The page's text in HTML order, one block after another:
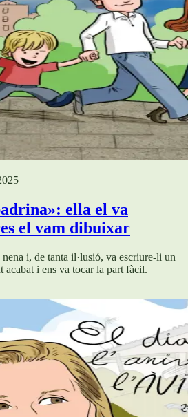
ella el va
el vam dibuixar
i, de tanta il·lusió, va escriure-li un
acabat i ens va tocar la part fàcil.